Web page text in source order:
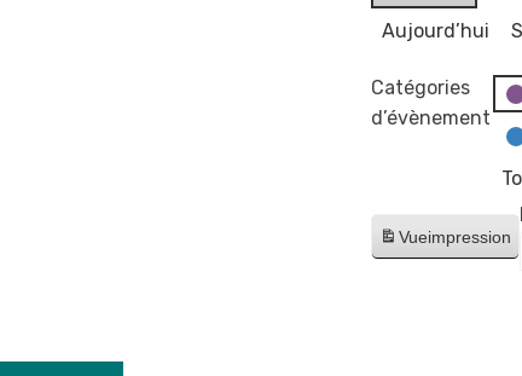
Aujourd’hui
Catégories
d’évènement
Vueimpression